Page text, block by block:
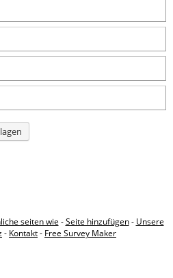
seiten wie -Seite hinzufügen- Unsere
- Kontakt- Free Survey Maker